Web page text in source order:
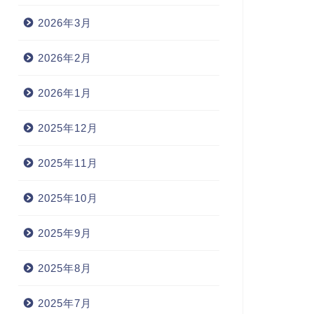
2026年3月
2026年2月
2026年1月
2025年12月
2025年11月
2025年10月
2025年9月
2025年8月
2025年7月